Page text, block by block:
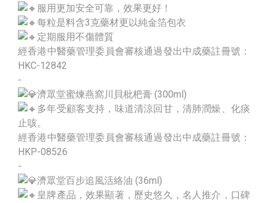
服用更加安全可靠，效果更好！
每粒是料含3克藥材更以純金箔包衣
定期服用不傷體質
經香港中醫藥管理委員會審核通過發出中成藥註冊號：
HKC-12842
-
濟眾堂蜜煉燕窩川貝枇杷膏 (300ml)
多年受顧客支持，味道清涼回甘，清肺潤燥、化痰
止咳。
經香港中醫藥管理委員會審核通過發出中成藥註冊號：
HKP-08526
-
濟眾堂百步追風活絡油 (36ml)
皇牌產品，效果顯著，歷史悠久，名人推介，口碑